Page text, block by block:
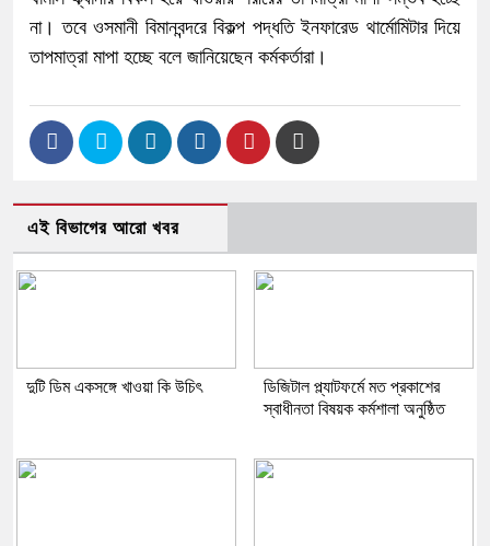
না। তবে ওসমানী বিমানবন্দরে বিকল্প পদ্ধতি ইনফারেড থার্মোমিটার দিয়ে
তাপমাত্রা মাপা হচ্ছে বলে জানিয়েছেন কর্মকর্তারা।
এই বিভাগের আরো খবর
দুটি ডিম একসঙ্গে খাওয়া কি উচিৎ
ডিজিটাল প্ল্যাটফর্মে মত প্রকাশের
স্বাধীনতা বিষয়ক কর্মশালা অনুষ্ঠিত